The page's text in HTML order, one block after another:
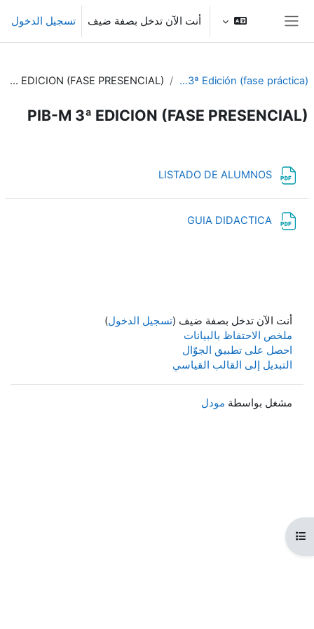
تخطى إلى المحتوى الرئيسي
أنت الآن تدخل بصفة ضيف تسجيل الدخول
المقرر
PIB-M 3ª Edición (fase práctica)
PIB-M 3ª EDICION (FASE PRESENCIAL)
PIB-M 3ª EDICION (FASE PRESENCIAL)
LISTADO DE ALUMNOS
GUIA DIDACTICA
أنت الآن تدخل بصفة ضيف (تسجيل الدخول)
ملخص الاحتفاظ بالبيانات
احصل على تطبيق الجوّال
التبديل إلى القالب القياسي
مشغل بواسطة مودل